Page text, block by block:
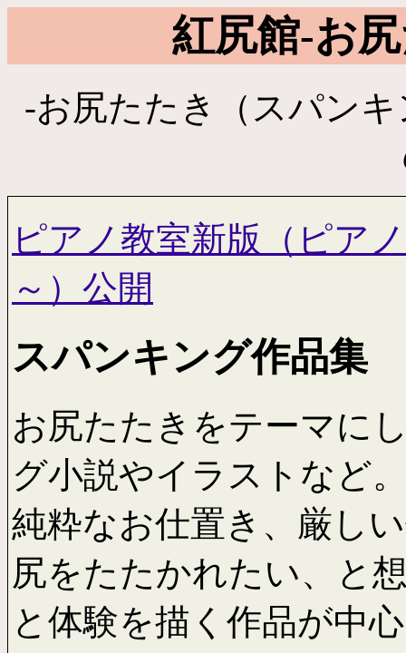
紅尻館-お
-お尻たたき（スパン
ピアノ教室新版（ピア
～）公開
スパンキング作品集
お尻たたきをテーマに
グ小説やイラストなど
純粋なお仕置き、厳し
尻をたたかれたい、と
と体験を描く作品が中